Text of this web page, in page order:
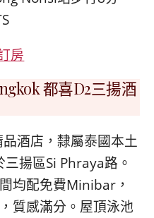
房
都喜D2三揚酒
酒店，隸屬泰國本土
揚區Si Phraya路。
均配免費Minibar，
質感滿分。屋頂泳池